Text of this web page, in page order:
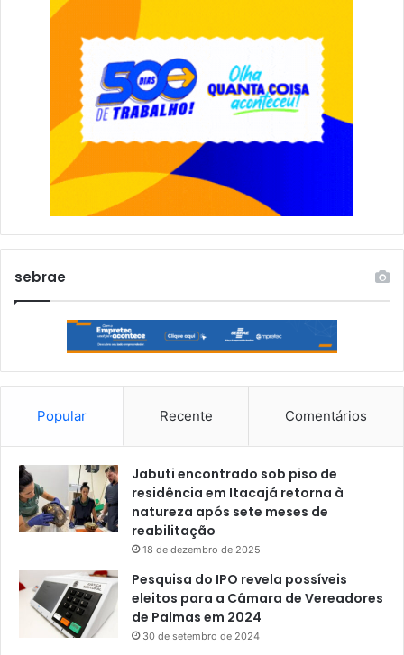
sebrae
Popular Recente Comentários
Jabuti encontrado sob piso de
residência em Itacajá retorna à
natureza após sete meses de
reabilitação
18 de dezembro de 2025
Pesquisa do IPO revela possíveis
eleitos para a Câmara de Vereadores
de Palmas em 2024
30 de setembro de 2024